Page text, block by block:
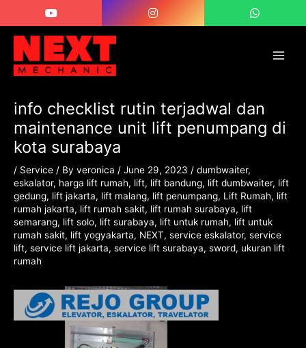
content
info checklist rutin terjadwal dan
maintenance unit lift penumpang di
kota surabaya
/ Service / By veronica / June 29, 2023 / dumbwaiter,
eskalator, harga lift rumah, lift, lift bandung, lift dumbwaiter, lift
gedung, lift jakarta, lift malang, lift penumpang, Lift Rumah, lift
rumah jakarta, lift rumah sakit, lift rumah surabaya, lift
semarang, lift solo, lift surabaya, lift untuk rumah, lift untuk
rumah sakit, lift yogyakarta, NEXT, service eskalator, service
lift, service lift jakarta, service lift surabaya, sword, ukuran lift
rumah
navigation